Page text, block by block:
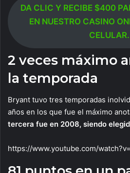
DA CLIC Y RECIBE $400
EN NUESTRO CASINO
CELULAR.
2 veces máximo
la temporada
Bryant tuvo tres temporadas
años en los que fue el máximo
tercera fue en 2008, siendo
https://www.youtube.com/